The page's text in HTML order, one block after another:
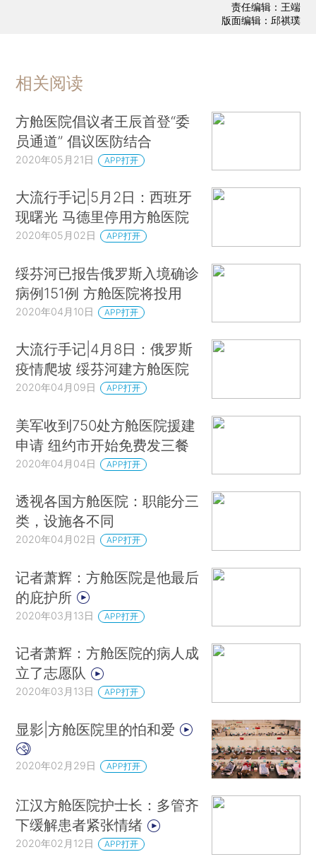
责任编辑：王端
版面编辑：邱祺璞
相关阅读
方舱医院倡议者王辰首登“委
员通道” 倡议医防结合
2020年05月21日 APP打开
大流行手记|5月2日：西班牙
现曙光 马德里停用方舱医院
2020年05月02日 APP打开
绥芬河已报告俄罗斯入境确诊
病例151例 方舱医院将投用
2020年04月10日 APP打开
大流行手记|4月8日：俄罗斯
疫情爬坡 绥芬河建方舱医院
2020年04月09日 APP打开
美军收到750处方舱医院援建
申请 纽约市开始免费发三餐
2020年04月04日 APP打开
透视各国方舱医院：职能分三
类，设施各不同
2020年04月02日 APP打开
记者萧辉：方舱医院是他最后
的庇护所
2020年03月13日 APP打开
记者萧辉：方舱医院的病人成
立了志愿队
2020年03月13日 APP打开
显影|方舱医院里的怕和爱
2020年02月29日 APP打开
江汉方舱医院护士长：多管齐
下缓解患者紧张情绪
2020年02月12日 APP打开